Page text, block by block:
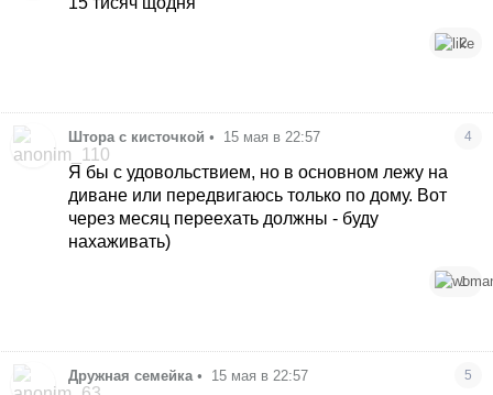
2
Штора с кисточкой • 15 мая в 22:57 4
Я бы с удовольствием, но в основном лежу на
диване или передвигаюсь только по дому. Вот
через месяц переехать должны - буду
нахаживать)
1
Дружная семейка • 15 мая в 22:57 5